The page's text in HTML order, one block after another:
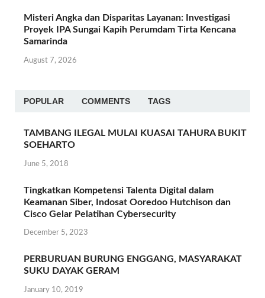
Misteri Angka dan Disparitas Layanan: Investigasi
Proyek IPA Sungai Kapih Perumdam Tirta Kencana
Samarinda
August 7, 2026
POPULAR COMMENTS TAGS
TAMBANG ILEGAL MULAI KUASAI TAHURA BUKIT
SOEHARTO
June 5, 2018
Tingkatkan Kompetensi Talenta Digital dalam
Keamanan Siber, Indosat Ooredoo Hutchison dan
Cisco Gelar Pelatihan Cybersecurity
December 5, 2023
PERBURUAN BURUNG ENGGANG, MASYARAKAT
SUKU DAYAK GERAM
January 10, 2019